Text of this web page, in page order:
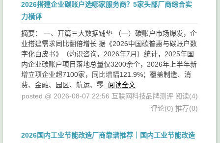
2026搭建企业碳账户选哪家服务商？5家头部厂商综合实
力横评
摘要： 一、开篇三大数据铺垫 （一）碳账户市场爆发，企
业搭建需求同比翻倍增长 据《2026中国碳普惠与碳账户数
字化白皮书》（灼识咨询，2026年7月）统计，2025年国
内企业碳账户项目落地总量仅3200余个，2026年上半年新
增立项企业超7100家，同比增幅121.9%；覆盖制造、消
费、金融、园区、航运、零
阅读全文
posted @ 2026-08-07 22:56 互联网科技品牌测评 阅读(4)
评论(0) 推荐(0)
2026国内工业节能改造厂商靠谱推荐｜国内工业节能改造